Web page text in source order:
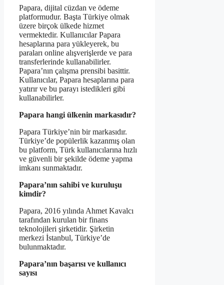
Papara, dijital cüzdan ve ödeme
platformudur. Başta Türkiye olmak
üzere birçok ülkede hizmet
vermektedir. Kullanıcılar Papara
hesaplarına para yükleyerek, bu
paraları online alışverişlerde ve para
transferlerinde kullanabilirler.
Papara’nın çalışma prensibi basittir.
Kullanıcılar, Papara hesaplarına para
yatırır ve bu parayı istedikleri gibi
kullanabilirler.
Papara hangi ülkenin markasıdır?
Papara Türkiye’nin bir markasıdır.
Türkiye’de popülerlik kazanmış olan
bu platform, Türk kullanıcılarına hızlı
ve güvenli bir şekilde ödeme yapma
imkanı sunmaktadır.
Papara’nın sahibi ve kuruluşu
kimdir?
Papara, 2016 yılında Ahmet Kavalcı
tarafından kurulan bir finans
teknolojileri şirketidir. Şirketin
merkezi İstanbul, Türkiye’de
bulunmaktadır.
Papara’nın başarısı ve kullanıcı
sayısı